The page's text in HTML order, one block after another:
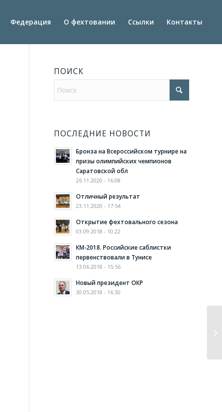
Федерация О фехтовании Ссылки Контакты
ПОИСК
ПОСЛЕДНИЕ НОВОСТИ
Бронза на Всероссийском турнире на
призы олимпийских чемпионов
Саратовской обл
26.11.2020 - 16:08
Отличный результат
23.11.2020 - 17:54
Открытие фехтовального сезона
03.09.2018 - 10:22
КМ-2018. Российские саблистки
первенствовали в Тунисе
13.06.2018 - 15:56
Новый президент ОКР
30.05.2018 - 16:30